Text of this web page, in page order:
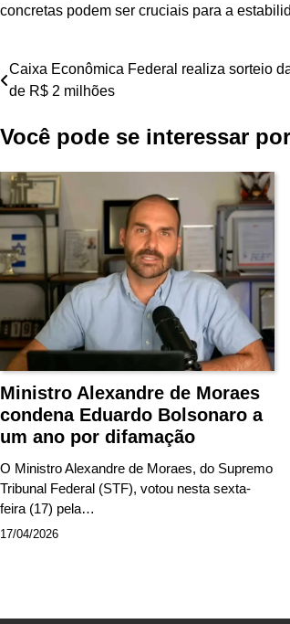
concretas podem ser cruciais para a
Navegação
Post
Caixa Econômica Federal realiza sorteio
de R$ 2 milhões
Você pode se interessar
Ministro Alexandre de Moraes
condena Eduardo Bolsonaro a
um ano por difamação
O Ministro Alexandre de Moraes, do Supremo
Tribunal Federal (STF), votou nesta sexta-
feira (17) pela…
17/04/2026